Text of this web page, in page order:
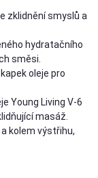
zklidnění smyslů a
hydratačního
směsi.
oleje pro
Young Living V-6
masáž.
kolem výstřihu,